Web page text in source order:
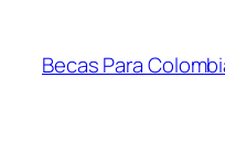
contenido
Becas Para